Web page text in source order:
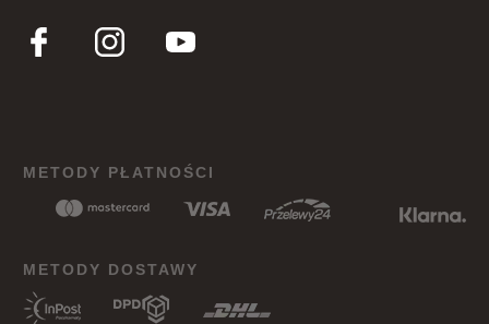
METODY PŁATNOŚCI
METODY DOSTAWY